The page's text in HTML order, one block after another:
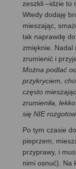
zeszkli –idzie to
Wtedy dodaję
mieszając,
tak naprawdę
zmięknie. Nadal
zrumienić i
Można podlać
przykryciem,
często
zrumieniła,
się NIE
Po tym czasie
pieprzem,
przyprawy, i
nimi osnuć). Na